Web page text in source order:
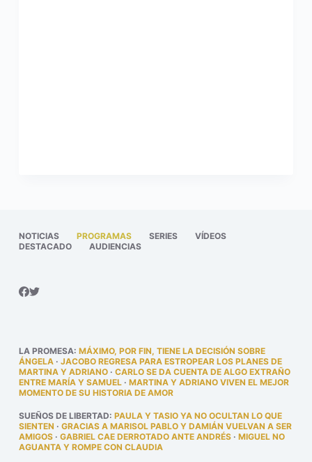
NOTICIAS PROGRAMAS SERIES
VÍDEOS
DESTACADO
AUDIENCIAS
LA PROMESA: MÁXIMO, POR FIN, TIENE LA DECISIÓN SOBRE
ÁNGELA· JACOBO REGRESA PARA ESTROPEAR LOS PLANES DE
MARTINA Y ADRIANO· CARLO SE DA CUENTA DE ALGO EXTRAÑO
ENTRE MARÍA Y SAMUEL· MARTINA Y ADRIANO VIVEN EL MEJOR
MOMENTO DE SU HISTORIA DE AMOR
SUEÑOS DE LIBERTAD: PAULA Y TASIO YA NO OCULTAN LO QUE
SIENTEN · GRACIAS A MARISOL PABLO Y DAMIÁN VUELVAN A SER
AMIGOS· GABRIEL CAE DERROTADO ANTE ANDRÉS· MIGUEL NO
AGUANTA Y ROMPE CON CLAUDIA